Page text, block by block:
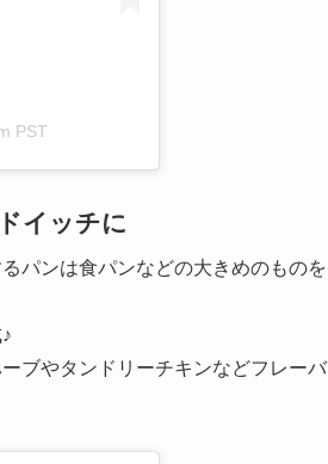
PST
イッチに
パンは食パンなどの大きめのものを
ブやタンドリーチキンなどフレーバ